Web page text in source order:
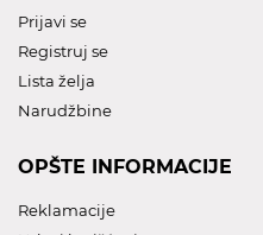
Prijavi se
Registruj se
Lista želja
Narudžbine
OPŠTE INFORMACIJE
Reklamacije